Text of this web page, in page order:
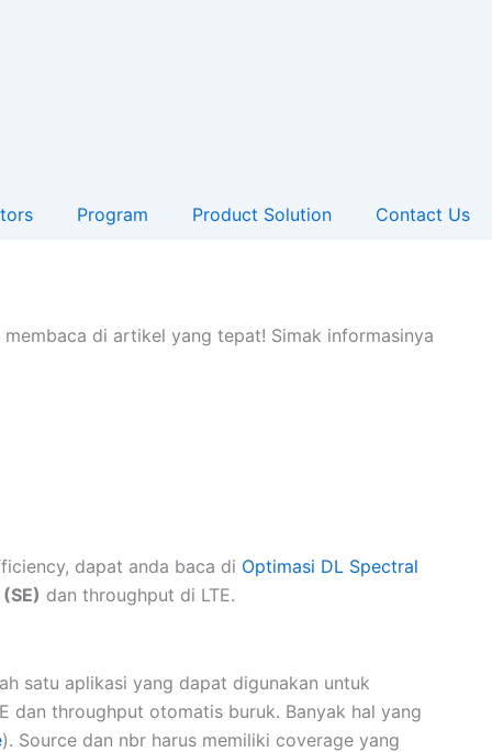
Program Product Solution Contact Us
di artikel yang tepat! Simak informasinya
dapat anda baca di Optimasi DL Spectral
dan throughput di LTE.
satu aplikasi yang dapat digunakan untuk
dan throughput otomatis buruk. Banyak hal yang
). Source dan nbr harus memiliki coverage yang